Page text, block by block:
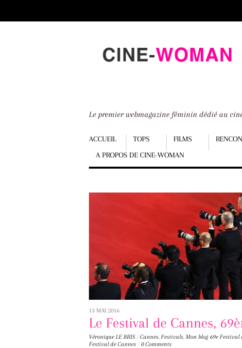
down
Le premier webmagazine féminin dédié au
Menu
ACCUEIL TOPS FILMS
A PROPOS DE CINE-WOMAN
Scroll
to
13 MAI 2016
Le Festival de Cannes,
Véronique LE BRIS / Cannes, Festivals, Mon blog 69e Festival
Festival de Cannes / 0 Comments